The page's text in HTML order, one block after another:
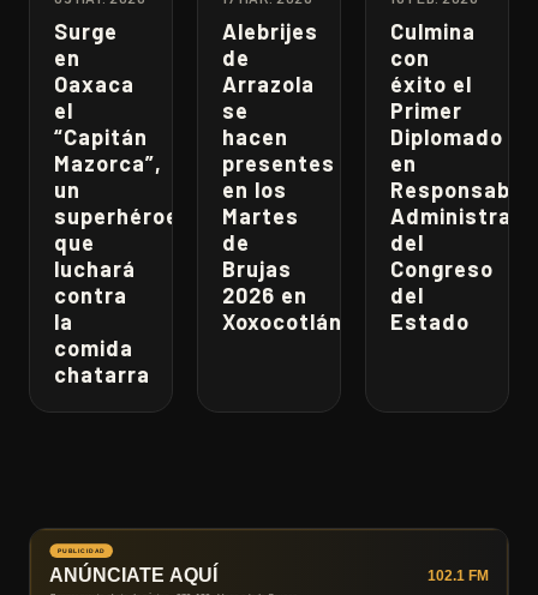
Surge
en
Oaxaca
el
“Capitán
Mazorca”,
un
superhéroe
que
luchará
contra
la
comida
chatarra
Alebrijes
de
Arrazola
se
hacen
presentes
en los
Martes
de
Brujas
2026 en
Xoxocotlán
Culmina
con
éxito el
Primer
Diplomado
en
del
Congreso
del
Estado